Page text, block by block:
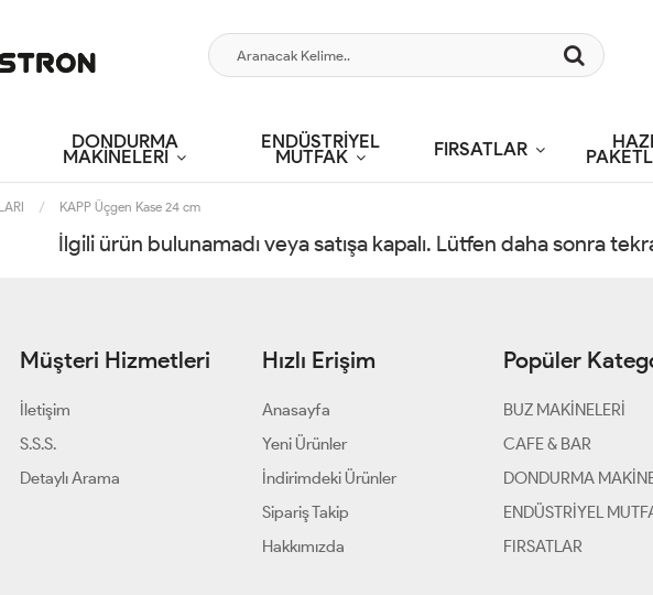
DONDURMA
MAKİNELERİ
ENDÜSTRİYEL
MUTFAK FIRSATLAR
KAPP Üçgen Kase 24 cm
İlgili ürün bulunamadı veya satışa kapalı. Lütfen daha sonra
Müşteri Hizmetleri
İletişim
S.S.S.
Detaylı Arama
Hızlı Erişim
Anasayfa
Yeni Ürünler
İndirimdeki Ürünler
Sipariş Takip
Hakkımızda
Popüler
BUZ MAKİNELERİ
CAFE & BAR
DONDURMA
ENDÜSTRİYEL
FIRSATLAR